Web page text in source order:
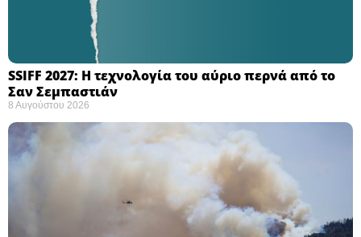
SSIFF 2027: Η τεχνολογία του αύριο περνά από το
Σαν Σεμπαστιάν ​
8 Αυγούστου 2026